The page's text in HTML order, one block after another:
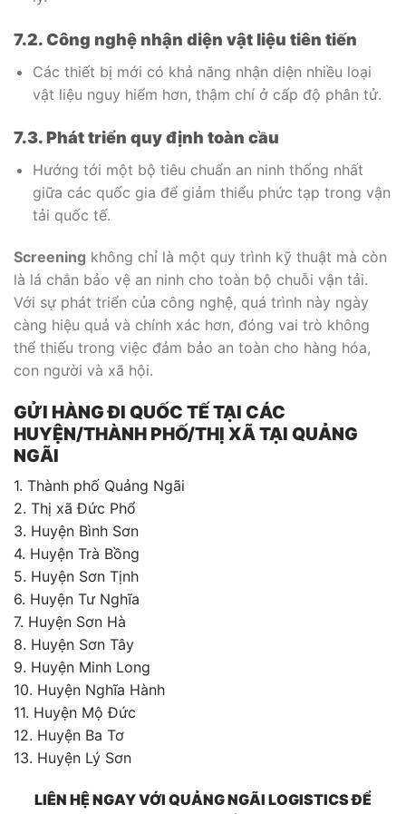
7.2. Công nghệ nhận diện vật liệu tiên tiến
Các thiết bị mới có khả năng nhận diện nhiều loại
vật liệu nguy hiểm hơn, thậm chí ở cấp độ phân tử.
7.3. Phát triển quy định toàn cầu
Hướng tới một bộ tiêu chuẩn an ninh thống nhất
giữa các quốc gia để giảm thiểu phức tạp trong vận
tải quốc tế.
Screening không chỉ là một quy trình kỹ thuật mà còn
là lá chắn bảo vệ an ninh cho toàn bộ chuỗi vận tải.
Với sự phát triển của công nghệ, quá trình này ngày
càng hiệu quả và chính xác hơn, đóng vai trò không
thể thiếu trong việc đảm bảo an toàn cho hàng hóa,
con người và xã hội.
GỬI HÀNG ĐI QUỐC TẾ TẠI CÁC
HUYỆN/THÀNH PHỐ/THỊ XÃ TẠI QUẢNG
NGÃI
1. Thành phố Quảng Ngãi
2. Thị xã Đức Phổ
3. Huyện Bình Sơn
4. Huyện Trà Bồng
5. Huyện Sơn Tịnh
6. Huyện Tư Nghĩa
7. Huyện Sơn Hà
8. Huyện Sơn Tây
9. Huyện Minh Long
10. Huyện Nghĩa Hành
11. Huyện Mộ Đức
12. Huyện Ba Tơ
13. Huyện Lý Sơn
LIÊN HỆ NGAY VỚI QUẢNG NGÃI LOGISTICS ĐỂ